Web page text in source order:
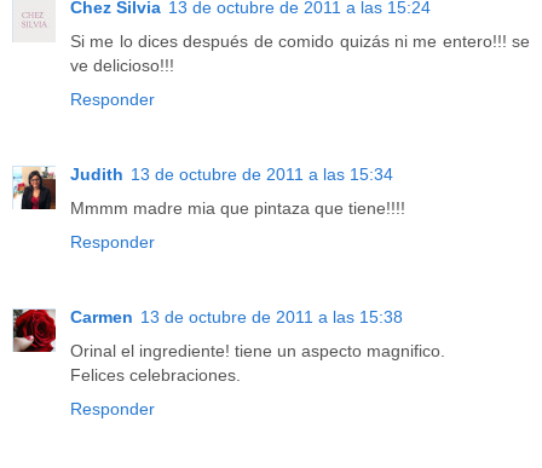
Chez Silvia 13 de octubre de 2011 a las 15:24
Si me lo dices después de comido quizás ni me entero!!! se
ve delicioso!!!
Responder
Judith 13 de octubre de 2011 a las 15:34
Mmmm madre mia que pintaza que tiene!!!!
Responder
Carmen 13 de octubre de 2011 a las 15:38
Orinal el ingrediente! tiene un aspecto magnifico.
Felices celebraciones.
Responder